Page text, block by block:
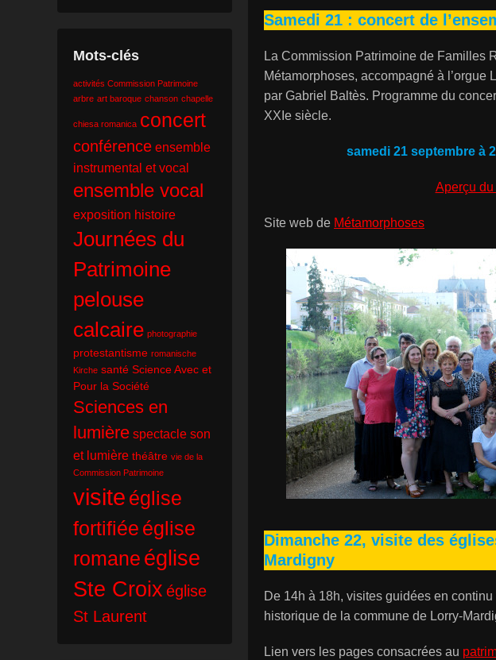
Samedi 21 : concert de
La Commission Patrimoine de Familles
Métamorphoses, accompagné à l’orgue
par Gabriel Baltès. Programme du
XXIe siècle.
samedi 21 septembre à
Aperçu du
Site web de Métamorphoses
Dimanche 22, visite des
Mardigny
De 14h à 18h, visites guidées en
historique de la commune de Lorry-
Lien vers les pages consacrées au
Mots-clés
activités Commission Patrimoine
arbre art baroque chanson chapelle
chiesa romanica concert
conférence ensemble
instrumental et vocal
ensemble vocal
exposition histoire
Journées du
Patrimoine
pelouse
calcaire photographie
protestantisme romanische
Kirche santé Science Avec et
Pour la Société
Sciences en
lumière spectacle son
et lumière théâtre vie de la
Commission Patrimoine
visite église
fortifiée église
romane église
Ste Croix église
St Laurent